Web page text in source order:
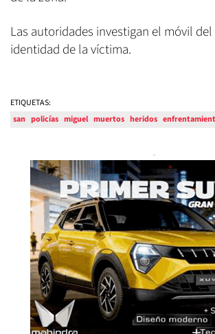
Las autoridades investigan el móvil
identidad de la víctima.
ETIQUETAS:
san policías miguel muertos heridos